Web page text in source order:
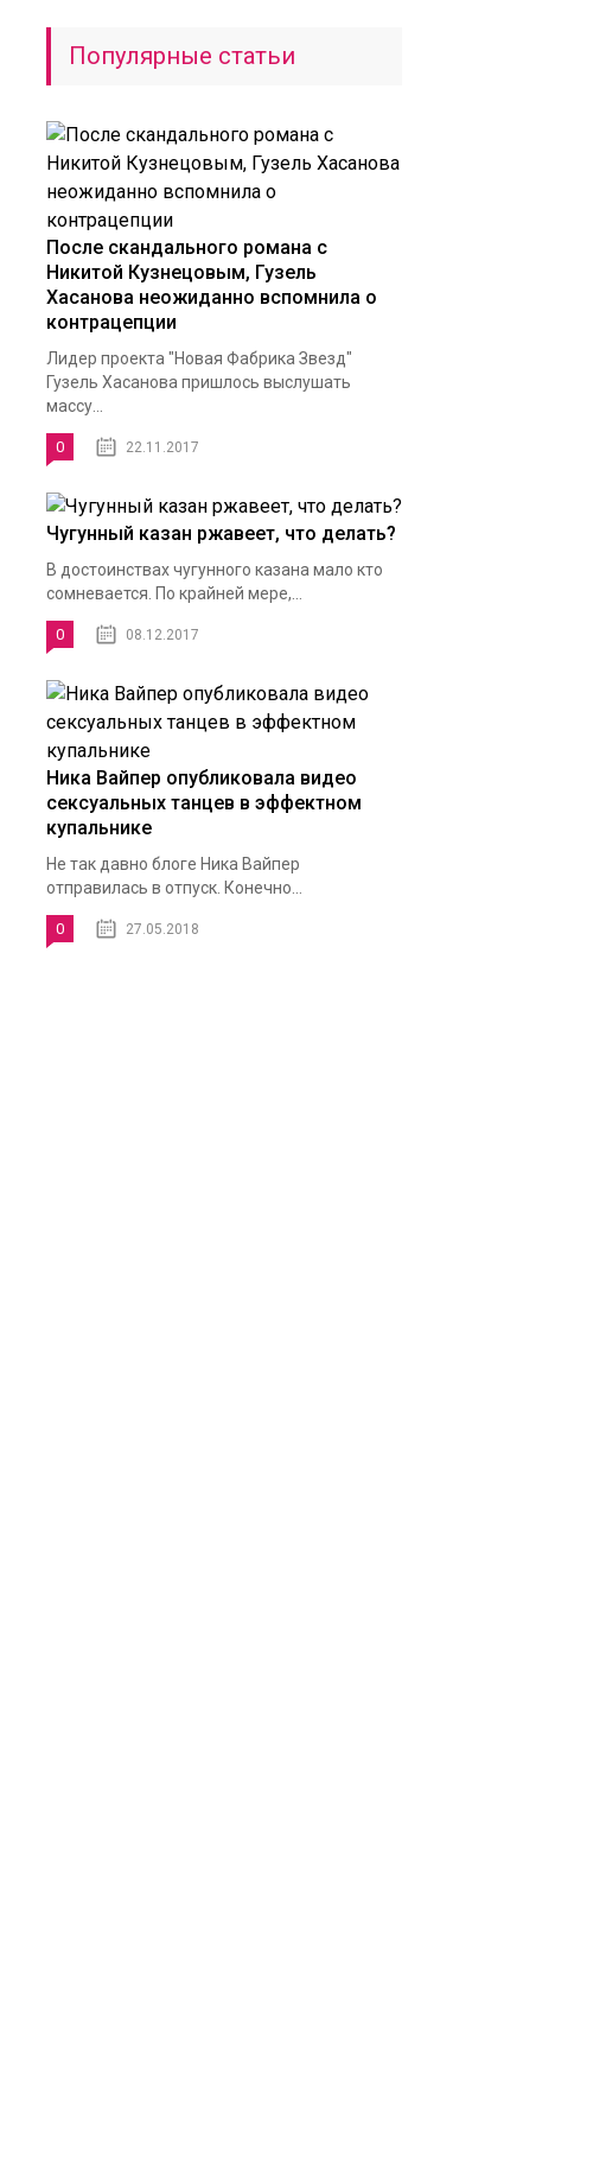
Популярные статьи
После скандального романа с
Никитой Кузнецовым, Гузель
Хасанова неожиданно вспомнила о
контрацепции
Лидер проекта "Новая Фабрика Звезд"
Гузель Хасанова пришлось выслушать
массу...
0 22.11.2017
Чугунный казан ржавеет, что делать?
В достоинствах чугунного казана мало кто
сомневается. По крайней мере,...
0 08.12.2017
Ника Вайпер опубликовала видео
сексуальных танцев в эффектном
купальнике
Не так давно блоге Ника Вайпер
отправилась в отпуск. Конечно...
0 27.05.2018